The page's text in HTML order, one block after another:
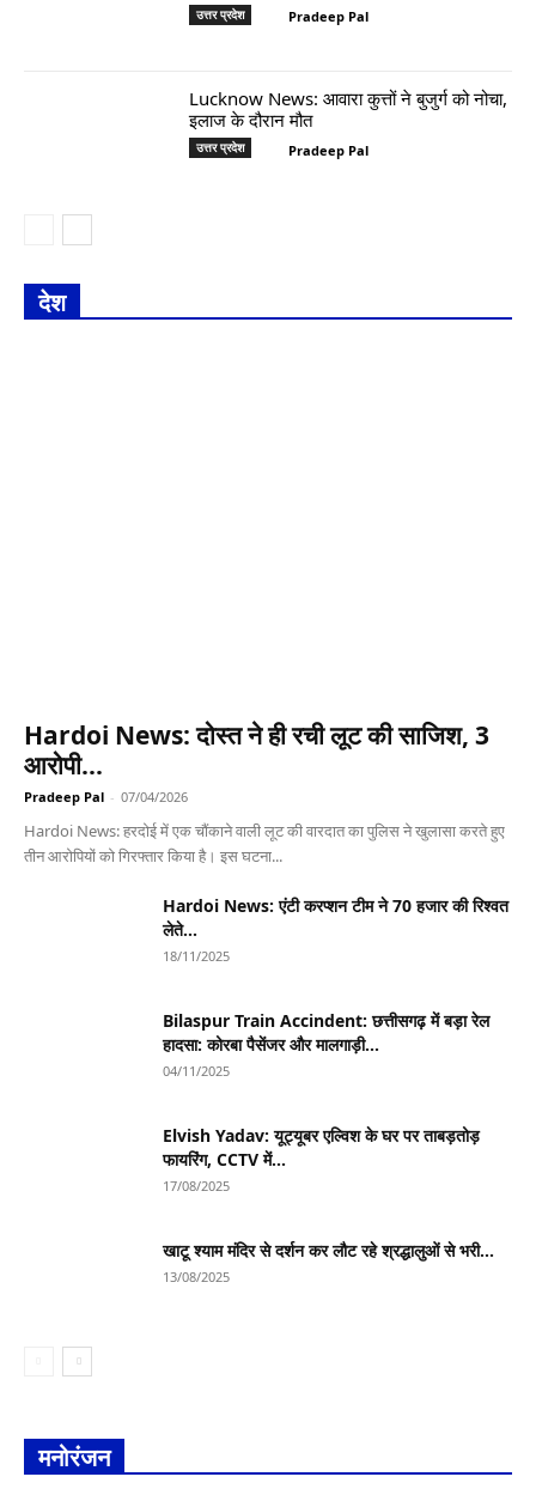
उत्तर प्रदेश Pradeep Pal
Lucknow News: आवारा कुत्तों ने बुजुर्ग को नोचा,
इलाज के दौरान मौत
उत्तर प्रदेश Pradeep Pal
देश
Hardoi News: दोस्त ने ही रची लूट की साजिश, 3
आरोपी...
Pradeep Pal - 07/04/2026
Hardoi News: हरदोई में एक चौंकाने वाली लूट की वारदात का पुलिस ने खुलासा करते हुए
तीन आरोपियों को गिरफ्तार किया है। इस घटना...
Hardoi News: एंटी करप्शन टीम ने 70 हजार की रिश्वत
लेते...
18/11/2025
Bilaspur Train Accindent: छत्तीसगढ़ में बड़ा रेल
हादसा: कोरबा पैसेंजर और मालगाड़ी...
04/11/2025
Elvish Yadav: यूट्यूबर एल्विश के घर पर ताबड़तोड़
फायरिंग, CCTV में...
17/08/2025
खाटू श्याम मंदिर से दर्शन कर लौट रहे श्रद्धालुओं से भरी...
13/08/2025
मनोरंजन